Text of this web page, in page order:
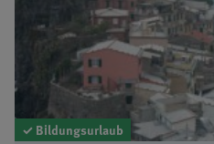
✓ Bildungsurlaub